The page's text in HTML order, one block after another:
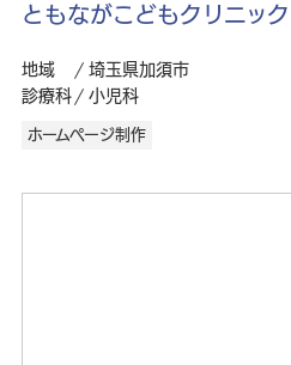
ともながこどもクリニック
地域
埼玉県加須市
診療科
小児科
ホームページ制作